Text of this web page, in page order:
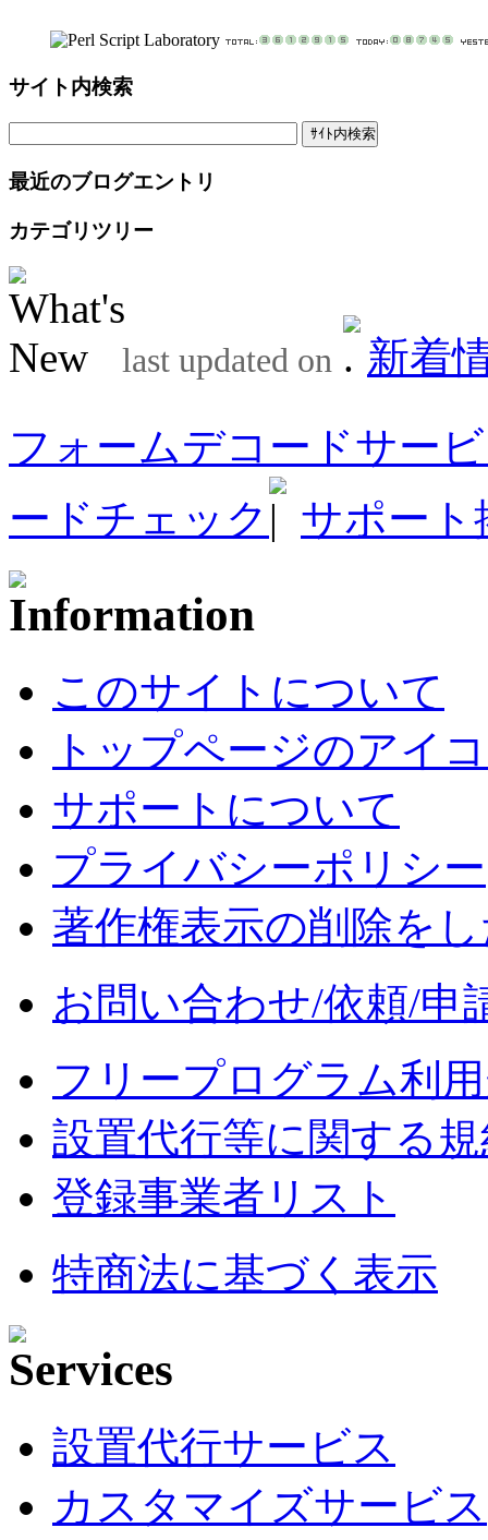
サイト内検索
最近のブログエントリ
カテゴリツリー
last updated on
新着
フォームデコードサー
ードチェック
サポート
このサイトについて
トップページのアイ
サポートについて
プライバシーポリシー
著作権表示の削除を
お問い合わせ/依頼/申
フリープログラム利
設置代行等に関する
登録事業者リスト
特商法に基づく表示
設置代行サービス
カスタマイズサービス